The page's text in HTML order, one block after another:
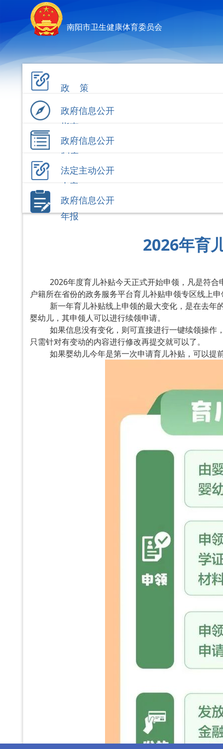
南阳市卫生健康体育委员会
政 策
政府信息公开
指南
政府信息公开
制度
法定主动公开
内容
政府信息公开
年报
2026年育
2026年度育儿补贴今天正式开始申领，凡是符
户籍所在省份的政务服务平台育儿补贴申领专区线上
新一年育儿补贴线上申领的最大变化，是在去
婴幼儿，其申领人可以进行续领申请。
如果信息没有变化，则可直接进行一键续领操作
只需针对有变动的内容进行修改再提交就可以了。
如果婴幼儿今年是第一次申请育儿补贴，可以提